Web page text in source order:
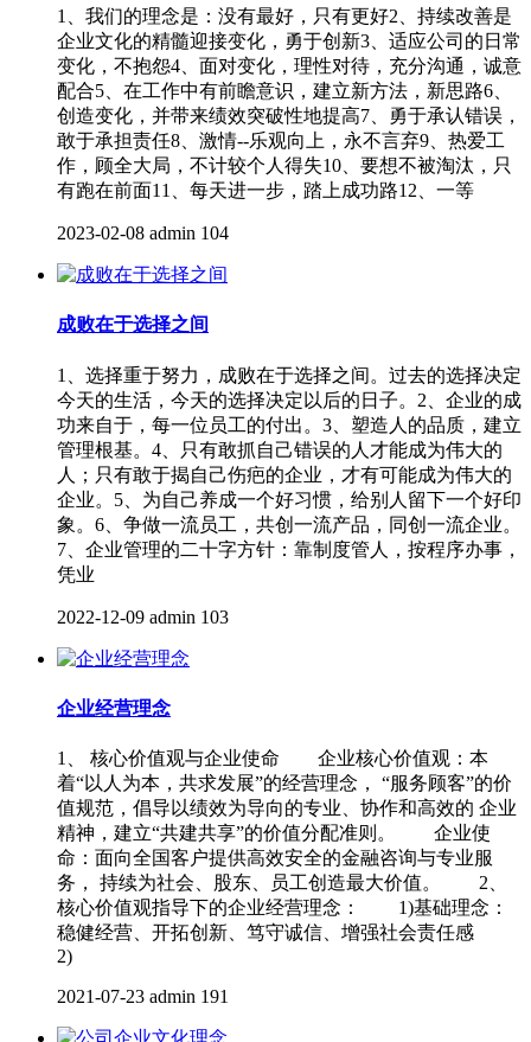
1、我们的理念是：没有最好，只有更好2、持续改善是
企业文化的精髓迎接变化，勇于创新3、适应公司的日常
变化，不抱怨4、面对变化，理性对待，充分沟通，诚意
配合5、在工作中有前瞻意识，建立新方法，新思路6、
创造变化，并带来绩效突破性地提高7、勇于承认错误，
敢于承担责任8、激情--乐观向上，永不言弃9、热爱工
作，顾全大局，不计较个人得失10、要想不被淘汰，只
有跑在前面11、每天进一步，踏上成功路12、一等
2023-02-08 admin 104
成败在于选择之间
1、选择重于努力，成败在于选择之间。过去的选择决定
今天的生活，今天的选择决定以后的日子。2、企业的成
功来自于，每一位员工的付出。3、塑造人的品质，建立
管理根基。4、只有敢抓自己错误的人才能成为伟大的
人；只有敢于揭自己伤疤的企业，才有可能成为伟大的
企业。5、为自己养成一个好习惯，给别人留下一个好印
象。6、争做一流员工，共创一流产品，同创一流企业。
7、企业管理的二十字方针：靠制度管人，按程序办事，
凭业
2022-12-09 admin 103
企业经营理念
1、 核心价值观与企业使命 企业核心价值观：本
着“以人为本，共求发展”的经营理念， “服务顾客”的价
值规范，倡导以绩效为导向的专业、协作和高效的 企业
精神，建立“共建共享”的价值分配准则。 企业使
命：面向全国客户提供高效安全的金融咨询与专业服
务， 持续为社会、股东、员工创造最大价值。 2、
核心价值观指导下的企业经营理念： 1)基础理念：
稳健经营、开拓创新、笃守诚信、增强社会责任感
2)
2021-07-23 admin 191